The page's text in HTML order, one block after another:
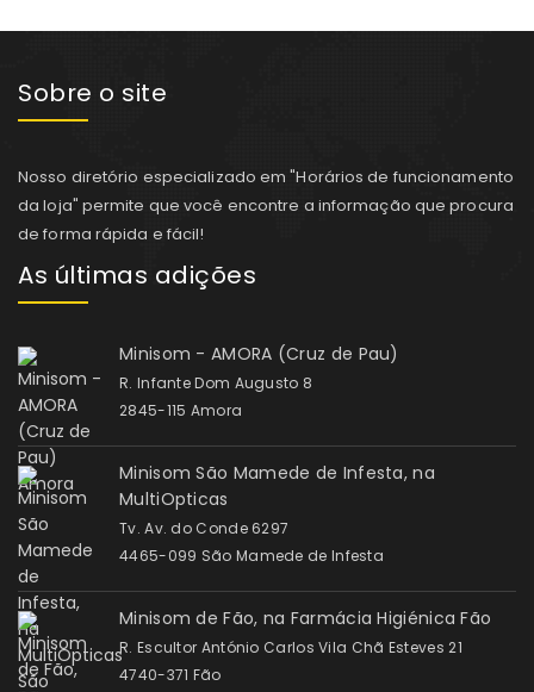
Sobre o site
Nosso diretório especializado em "Horários de funcionamento
da loja" permite que você encontre a informação que procura
de forma rápida e fácil!
As últimas adições
Minisom - AMORA (Cruz de Pau)
R. Infante Dom Augusto 8
2845-115 Amora
Minisom São Mamede de Infesta, na
MultiOpticas
Tv. Av. do Conde 6297
4465-099 São Mamede de Infesta
Minisom de Fão, na Farmácia Higiénica Fão
R. Escultor António Carlos Vila Chã Esteves 21
4740-371 Fão